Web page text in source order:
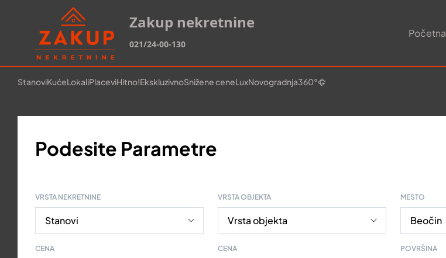
Zakup nekretnine
021/24-00-130
Početna
StanoviKućeLokaliPlaceviHitno!EkskluzivnoSnižene ceneLuxNovogradnja360°
Podesite Parametre
VRSTA NEKRETNINE VRSTA OBJEKTA MESTO
CENA CENA POVRŠINA